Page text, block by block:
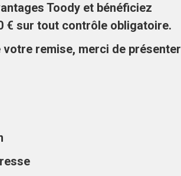
Toody et bénéficiez
€ sur tout contrôle obligatoire.
remise, merci de présenter